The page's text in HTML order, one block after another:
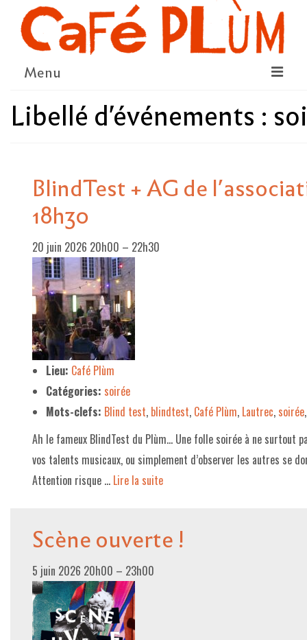
Menu
LE PROJET
NOUS SOUTENIR
LE PROGRAMME
DÉTAIL DES ÉVÉNEMENTS
LA SAISON CULTURELLE
AMI·ES ARTISTES
LE PROJET DE TERRITOIRE
LE CAFÉ/RESTO
LES FORMULES
LA CARTE
NOS FOURNISSEUR·EUSE·S
LA LIBRAIRIE
COMMANDER UN LIVRE
INFOS & ACCESSIBILITÉ
Libellé d'événements :
BlindTest + AG de
18h30
20 juin 2026 20h00 – 22h30
Lieu: Café Plùm
Catégories: soirée
Mots-clefs: Blind test, blindtest, Café Plùm, Lautrec, soirée
Ah le fameux BlindTest du Plùm… Une folle soirée à ne surtout
vos talents musicaux, ou simplement d’observer les autres se
Attention risque … Lire la suite­­
Scène ouverte !
5 juin 2026 20h00 – 23h00